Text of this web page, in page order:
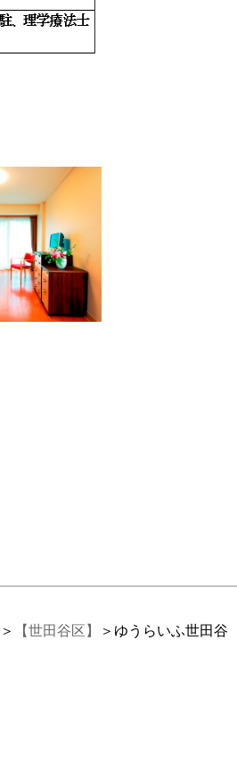
＞ 【世田谷区】 ＞ゆうらいふ世田谷